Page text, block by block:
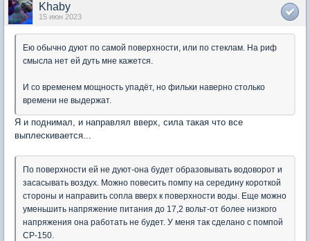
Khaby
15 июн 2023
Ею обычно дуют по самой поверхности, или по стеклам. На риф
смысла нет ей дуть мне кажется.
И со временем мощность упадёт, но фильки наверно столько
времени не выдержат.
Я и поднимал, и направлял вверх, сила такая что все
выплескивается...
По поверхности ей не дуют-она будет образовывать водоворот и
засасывать воздух. Можно повесить помпу на середину короткой
стороны и направить сопла вверх к поверхности воды. Еще можно
уменьшить напряжение питания до 17,2 вольт-от более низкого
напряжения она работать не будет. У меня так сделано с помпой
СР-150.